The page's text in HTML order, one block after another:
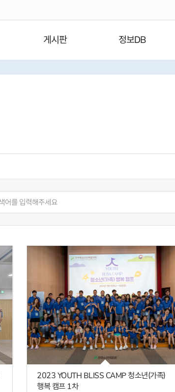
게시판 정보DB
2023 YOUTH BLISS CAMP 청소년(가족)
행복 캠프 1차